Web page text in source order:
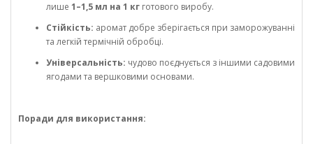
лише 1–1,5 мл на 1 кг готового виробу.
Стійкість: аромат добре зберігається при заморожуванні
та легкій термічній обробці.
Універсальність: чудово поєднується з іншими садовими
ягодами та вершковими основами.
Поради для використання: